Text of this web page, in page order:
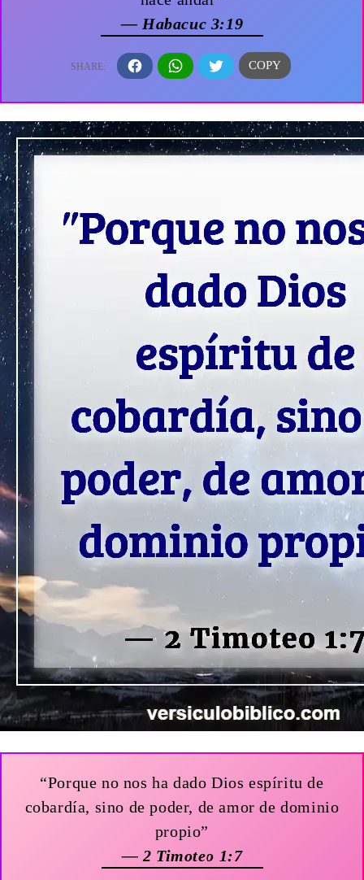
— Habacuc 3:19
“Porque no nos ha dado Dios espíritu de
cobardía, sino de poder, de amor de dominio
propio”
— 2 Timoteo 1:7